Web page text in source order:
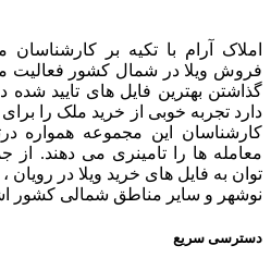
املاک آرام با تکیه بر
فروش ویلا در شمال کشور فعالیت می
گذاشتن بهترین فایل های تایید
دارد تجربه خوبی از خرید ملک را
کارشناسان این مجموعه همواره
معامله ها را تامینری می دهند. از
توان به فایل های خرید ویلا در رویان ،
نوشهر و سایر مناطق شمالی کشور
دسترسی سریع